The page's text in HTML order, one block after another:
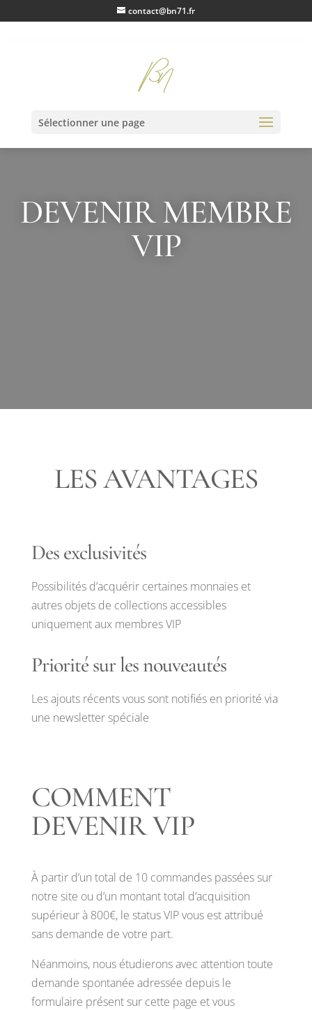
contact@bn71.fr
Sélectionner une page
DEVENIR MEMBRE
VIP
LES AVANTAGES
Des exclusivités
Possibilités d’acquérir certaines monnaies et
autres objets de collections accessibles
uniquement aux membres VIP
Priorité sur les nouveautés
Les ajouts récents vous sont notifiés en priorité via
une newsletter spéciale
COMMENT
DEVENIR VIP
À partir d’un total de 10 commandes passées sur
notre site ou d’un montant total d’acquisition
supérieur à 800€, le status VIP vous est attribué
sans demande de votre part.
Néanmoins, nous étudierons avec attention toute
demande spontanée adressée depuis le
formulaire présent sur cette page et vous